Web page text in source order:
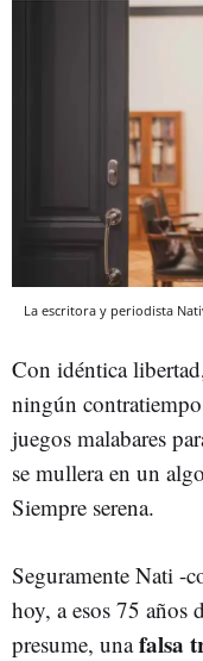
La escritora y periodista
Con idéntica
ningún
juegos malabares
se mullera en un
Siempre serena.
Seguramente Nati -
hoy, a esos 75 años
presume, unafalsa